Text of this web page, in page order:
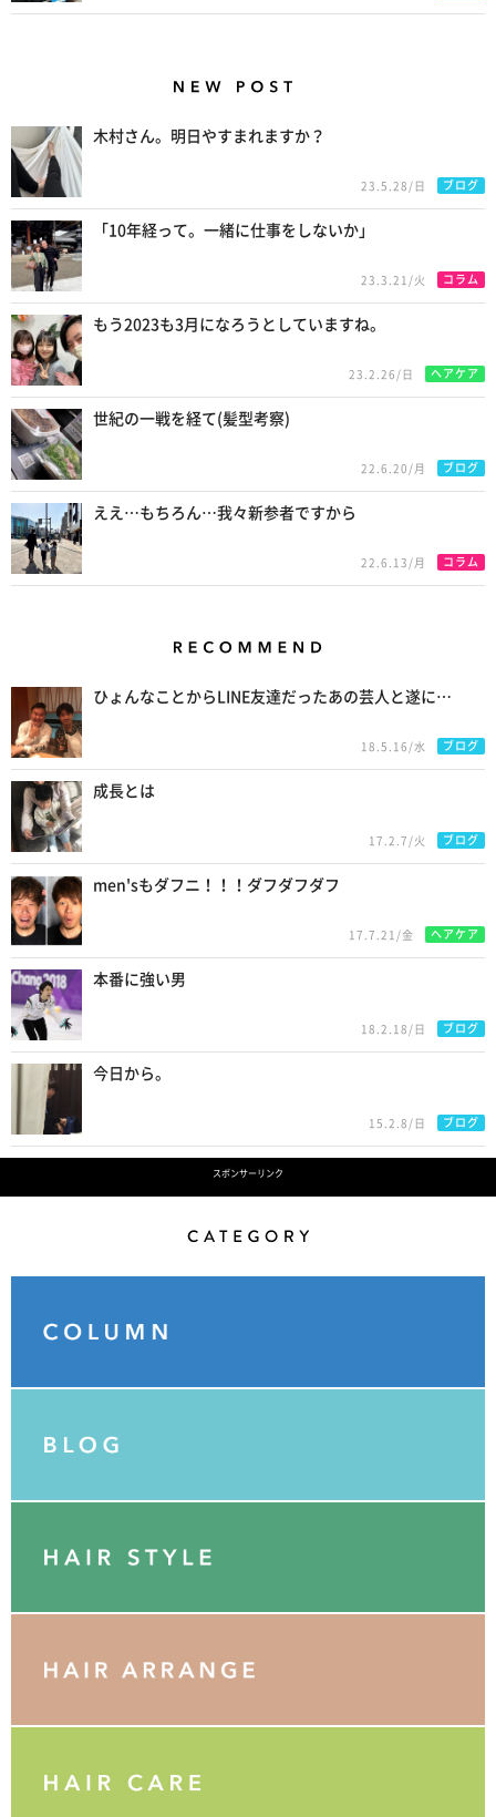
木村さん。明日やすまれますか？
23.5.28/日 ブログ
「10年経って。一緒に仕事をしないか」
23.3.21/火 コラム
もう2023も3月になろうとしていますね。
23.2.26/日 ヘアケア
世紀の一戦を経て(髪型考察)
22.6.20/月 ブログ
ええ…もちろん…我々新参者ですから
22.6.13/月 コラム
ひょんなことからLINE友達だったあの芸人と遂に…
18.5.16/水 ブログ
成長とは
17.2.7/火 ブログ
men'sもダフニ！！！ダフダフダフ
17.7.21/金 ヘアケア
本番に強い男
18.2.18/日 ブログ
今日から。
15.2.8/日 ブログ
スポンサーリンク